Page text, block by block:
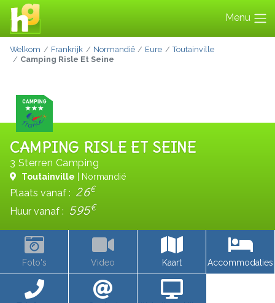
Menu
Welkom Frankrijk Normandië Eure
Toutainville
Camping Risle Et Seine
CAMPING RISLE ET SEINE
3 Sterren Camping
Toutainville | Normandië
Plaats vanaf : 26€
Huur vanaf : 595€
Foto's Video Kaart Accommodaties